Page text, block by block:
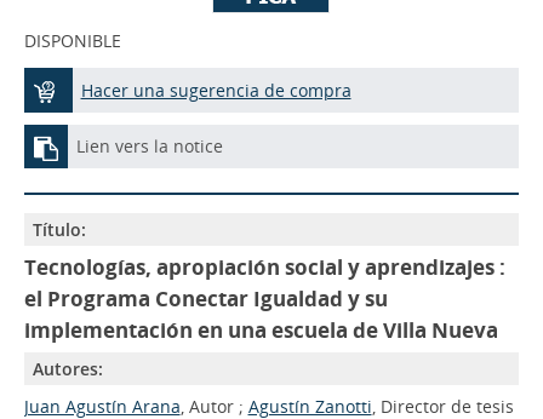
DISPONIBLE
Hacer una sugerencia de compra
Lien vers la notice
Título:
Tecnologías, apropiación social y aprendizajes :
el Programa Conectar Igualdad y su
implementación en una escuela de Villa Nueva
Autores:
Juan Agustín Arana, Autor ; Agustín Zanotti, Director de tesis